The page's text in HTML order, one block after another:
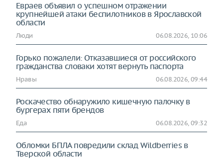
Евраев объявил о успешном отражении
крупнейшей атаки беспилотников в Ярославской
области
Люди 06.08.2026, 10:06
Горько пожалели: Отказавшиеся от российского
гражданства словаки хотят вернуть паспорта
Нравы 06.08.2026, 09:44
Роскачество обнаружило кишечную палочку в
бургерах пяти брендов
Еда 06.08.2026, 09:32
Обломки БПЛА повредили склад Wildberries в
Тверской области